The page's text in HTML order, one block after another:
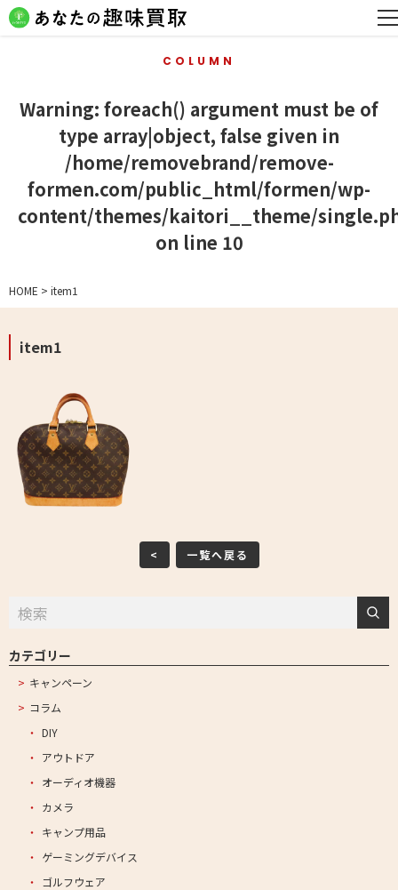
COLUMN
Warning: foreach() argument must be of
type array|object, false given in
/home/removebrand/remove-
formen.com/public_html/formen/wp-
content/themes/kaitori__theme/
on line 10
HOME > item1
item1
< 一覧へ戻る
カテゴリー
キャンペーン
コラム
DIY
アウトドア
オーディオ機器
カメラ
キャンプ用品
ゲーミングデバイス
ゴルフウェア